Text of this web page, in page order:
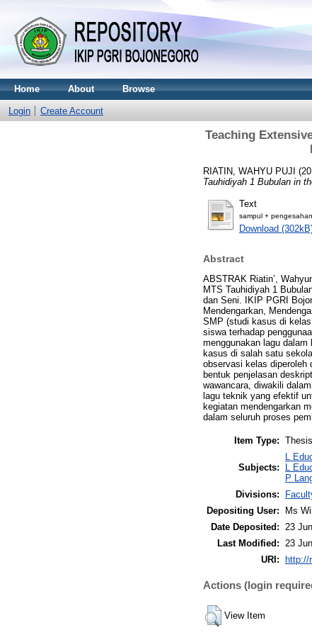
Home About Browse
Login Create Account
Teaching
RIATIN, WAHYU PUJI
Tauhidiyah 1 Bubulan in
Text
sampul +
Download
Abstract
ABSTRAK Riatin’,
MTS Tauhidiyah 1
dan Seni. IKIP PGRI
Mendengarkan,
SMP (studi kasus di
siswa terhadap
menggunakan lagu
kasus di salah satu
observasi kelas diperoleh
bentuk penjelasan
wawancara, diwakili
lagu teknik yang efektif
kegiatan mendengarkan
dalam seluruh proses
Item Type:
Subjects:
L
L
P
Divisions:
Depositing User:
Ms
Date Deposited:
23
Last Modified:
23
URI:
http://
Actions (login
View Item